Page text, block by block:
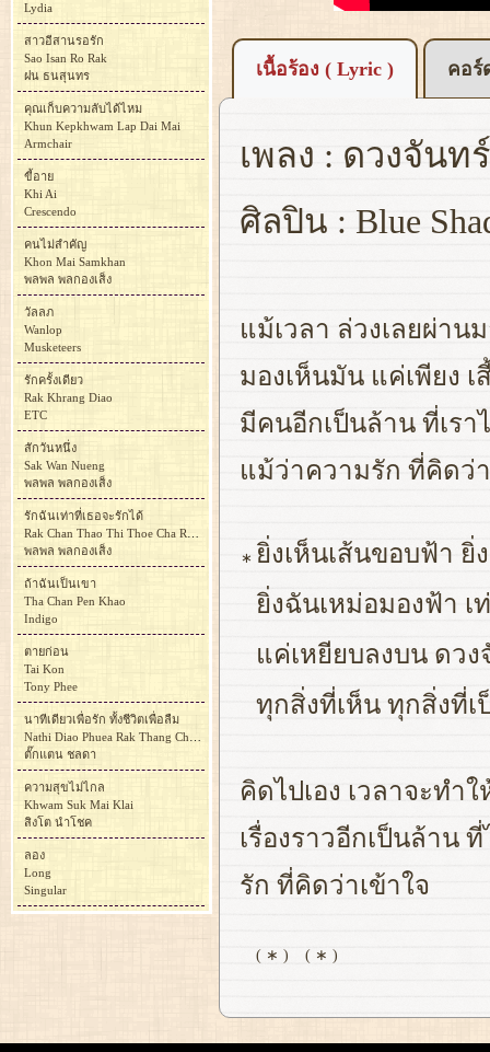
เนื้อร้อง ( Lyric ) คอร์
เพลง : ดวงจันทร์
ศิลปิน : Blue
แม้เวลา ล่วงเลยผ่าน
มองเห็นมัน แค่เพียง เ
มีคนอีกเป็นล้าน ที่เรา
แม้ว่าความรัก ที่คิดว่า
∗ ยิ่งเห็นเส้นขอบฟ้า ยิ่
ยิ่งฉันเหม่อมองฟ้า
แค่เหยียบลงบน ดวง
ทุกสิ่งที่เห็น ทุกสิ่งที่
คิดไปเอง เวลาจะทำ
เรื่องราวอีกเป็นล้าน
รัก ที่คิดว่าเข้าใจ
( ∗ ) ( ∗ )
Lydia
สาวอีสานรอรัก
Sao Isan Ro Rak
ฝน ธนสุนทร
คุณเก็บความลับได้ไหม
Khun Kepkhwam Lap Dai Mai
Armchair
ขี้อาย
Khi Ai
Crescendo
คนไม่สำคัญ
Khon Mai Samkhan
พลพล พลกองเส็ง
วัลลภ
Wanlop
Musketeers
รักครั้งเดียว
Rak Khrang Diao
ETC
สักวันหนึ่ง
Sak Wan Nueng
พลพล พลกองเส็ง
รักฉันเท่าที่เธอจะรักได้
Rak Chan Thao Thi Thoe Cha Rak Dai
พลพล พลกองเส็ง
ถ้าฉันเป็นเขา
Tha Chan Pen Khao
Indigo
ตายก่อน
Tai Kon
Tony Phee
นาทีเดียวเพื่อรัก ทั้งชีวิตเพื่อลืม
Nathi Diao Phuea Rak Thang Chiwit Phuea Luem
ตั๊กแตน ชลดา
ความสุขไม่ไกล
Khwam Suk Mai Klai
สิงโต นำโชค
ลอง
Long
Singular